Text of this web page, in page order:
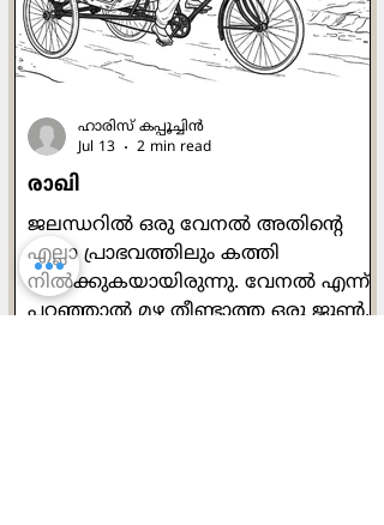
മേക്കിട്ട് കേറ്റവും കൊച്ചുത്രേസ്യാക്കുട്ടി
കാണുന്നുണ്ടായിരുന്നു. പ്രത്യേകിച്ച
രാഖി
ജലന്ധറില്‍ ഒരു വേനല്‍ അതിന്‍റെ
എല്ലാ പ്രാഭവത്തിലും കത്തി
നില്‍ക്കുകയായിരുന്നു. വേനല്‍ എന്ന്
പറഞ്ഞാല്‍ മഴ തീണ്ടാത്ത ഒരു ജൂണ്‍
ഹാരിസ് കപ്പൂച്ചിന്‍
Jul 13
2 min read